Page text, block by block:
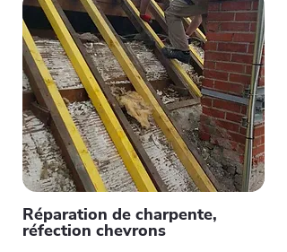
Réparation de charpente,
réfection chevrons